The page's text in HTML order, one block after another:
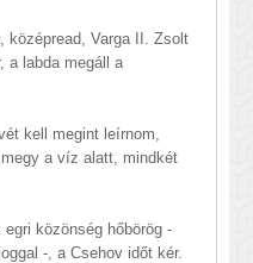
középread, Varga II. Zsolt
a labda megáll a
kell megint leírnom,
a víz alatt, mindkét
közönség hőbörög -
-, a Csehov időt kér.